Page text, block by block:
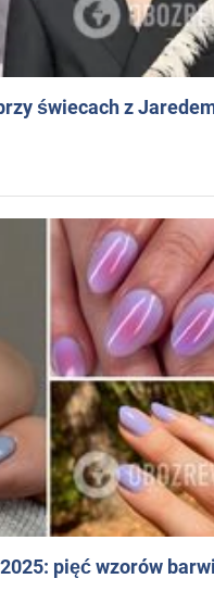
świecach z
pięć wzorów